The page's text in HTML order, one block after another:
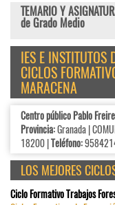
TEMARIO Y
de Grado Medio
IES E INSTITUTOS
CICLOS
MARACENA
Centro público Pablo Freire
Provincia:Granada |
18200 |Teléfono:
LOS MEJORES
Ciclo Formativo Trabajos